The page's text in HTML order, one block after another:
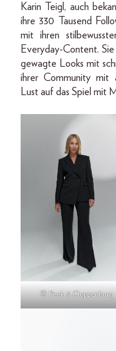
Karin Teigl, auch
ihre 330 Tausend
mit ihren
Everyday-Content.
gewagte Looks mit
ihrer Community mit
Lust auf das Spiel mit
© Peek & Cloppenburg